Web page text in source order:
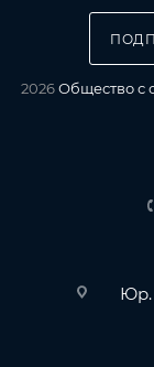
2026Общество с
Юр.